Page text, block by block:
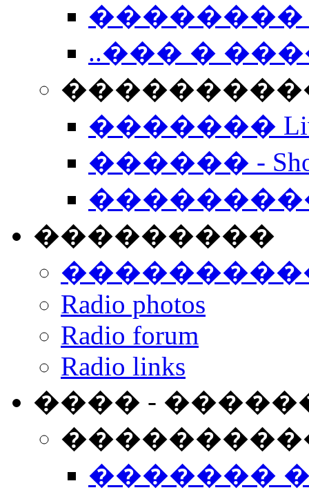
��������
..��� �
����������
�������
������ -
���������
Radio photos
Radio forum
Radio links
���� -
�������